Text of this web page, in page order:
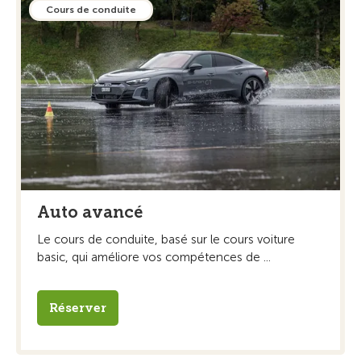
Cours de conduite
Auto avancé
Le cours de conduite, basé sur le cours voiture
basic, qui améliore vos compétences de ...
Réserver